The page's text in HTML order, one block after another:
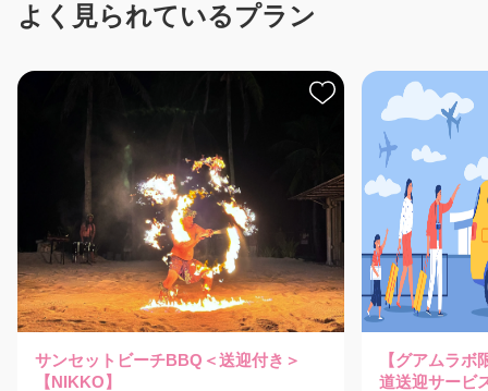
よく見られているプラン
サンセットビーチBBQ＜送迎付き＞
【NIKKO】
【グアムラ
道送迎サービ